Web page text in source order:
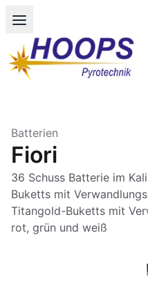
Open main menu
Batterien
Fiori
36 Schuss Batterie im
Buketts mit
Titangold-Buketts mit
rot, grün und weiß